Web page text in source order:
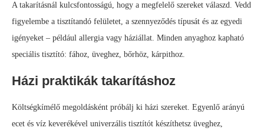
A takarításnál kulcsfontosságú, hogy a megfelelő szereket válaszd. Vedd
figyelembe a tisztítandó felületet, a szennyeződés típusát és az egyedi
igényeket – például allergia vagy háziállat. Minden anyaghoz kapható
speciális tisztító: fához, üveghez, bőrhöz, kárpithoz.
Házi praktikák takarításhoz
Költségkímélő megoldásként próbálj ki házi szereket. Egyenlő arányú
ecet és víz keverékével univerzális tisztítót készíthetsz üveghez,